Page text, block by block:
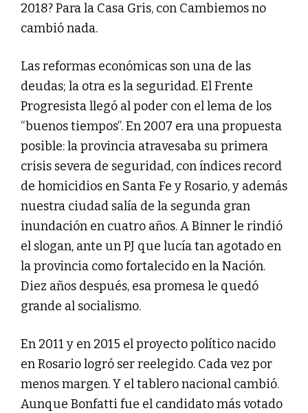
2018? Para la Casa Gris, con Cambiemos no
cambió nada.
Las reformas económicas son una de las
deudas; la otra es la seguridad. El Frente
Progresista llegó al poder con el lema de los
“buenos tiempos”. En 2007 era una propuesta
posible: la provincia atravesaba su primera
crisis severa de seguridad, con índices record
de homicidios en Santa Fe y Rosario, y además
nuestra ciudad salía de la segunda gran
inundación en cuatro años. A Binner le rindió
el slogan, ante un PJ que lucía tan agotado en
la provincia como fortalecido en la Nación.
Diez años después, esa promesa le quedó
grande al socialismo.
En 2011 y en 2015 el proyecto político nacido
en Rosario logró ser reelegido. Cada vez por
menos margen. Y el tablero nacional cambió.
Aunque Bonfatti fue el candidato más votado